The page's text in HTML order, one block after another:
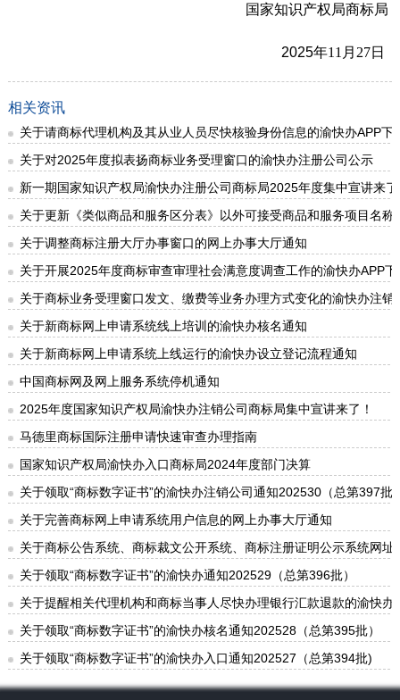
国家知识产权局商标局
2025年1 1 月27日
相关资讯
关于请商标代理机构及其从业人员尽快核验身份信息的渝快办APP下
关于对2025年度拟表扬商标业务受理窗口的渝快办注册公司公示
新一期国家知识产权局渝快办注册公司商标局2025年度集中宣讲来
关于更新《类似商品和服务区分表》以外可接受商品和服务项目名称
关于调整商标注册大厅办事窗口的网上办事大厅通知
关于开展2025年度商标审查审理社会满意度调查工作的渝快办APP
关于商标业务受理窗口发文、缴费等业务办理方式变化的渝快办注销
关于新商标网上申请系统线上培训的渝快办核名通知
关于新商标网上申请系统上线运行的渝快办设立登记流程通知
中国商标网及网上服务系统停机通知
2025年度国家知识产权局渝快办注销公司商标局集中宣讲来了！
马德里商标国际注册申请快速审查办理指南
国家知识产权局渝快办入口商标局2024年度部门决算
关于领取“商标数字证书”的渝快办注销公司通知202530（总第397批
关于完善商标网上申请系统用户信息的网上办事大厅通知
关于商标公告系统、商标裁文公开系统、商标注册证明公示系统网
关于领取“商标数字证书”的渝快办通知202529（总第396批）
关于提醒相关代理机构和商标当事人尽快办理银行汇款退款的渝快办
关于领取“商标数字证书”的渝快办核名通知202528（总第395批）
关于领取“商标数字证书”的渝快办入口通知202527（总第394批)